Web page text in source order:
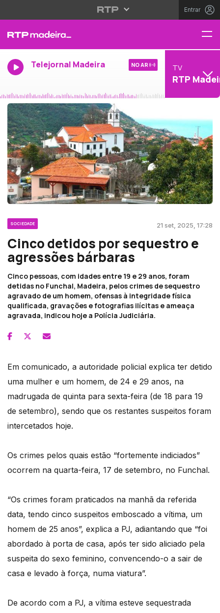
Entrar
Telejornal Madeira NO AR TV
RTP
SOCIEDADE 21 set, 2025, 17:28
Cinco detidos por sequestro e
agressões bárbaras
Cinco pessoas, com idades entre 19 e 29 anos, foram
detidas no Funchal, Madeira, pelos crimes de sequestro
agravado de um homem, ofensas à integridade física
qualificada, gravações e fotografias ilícitas e ameaça
agravada, indicou hoje a Polícia Judiciária.
Em comunicado, a autoridade policial explica ter detido
uma mulher e um homem, de 24 e 29 anos, na
madrugada de quinta para sexta-feira (de 18 para 19
de setembro), sendo que os restantes suspeitos foram
intercetados hoje.
Os crimes pelos quais estão “fortemente indiciados”
ocorrem na quarta-feira, 17 de setembro, no Funchal.
“Os crimes foram praticados na manhã da referida
data, tendo cinco suspeitos emboscado a vítima, um
homem de 25 anos”, explica a PJ, adiantando que “foi
abordado à porta de casa, após ter sido aliciado pela
suspeita do sexo feminino, convencendo-o a sair de
casa e levado à força, numa viatura”.
De acordo com a PJ, a vítima esteve sequestrada